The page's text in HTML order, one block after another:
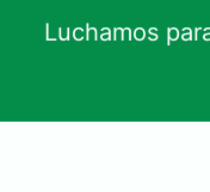
Luchamos